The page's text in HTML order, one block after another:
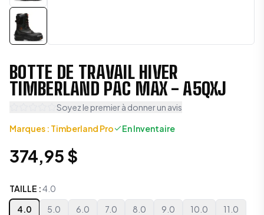
BOTTE DE TRAVAIL HIVER
TIMBERLAND PAC MAX - A5QXJ
Soyez le premier à donner un avis
Marques : Timberland Pro En Inventaire
374,95 $
TAILLE :4.0
4.0
5.0 6.0 7.0 8.0 9.0 10.0
11.0